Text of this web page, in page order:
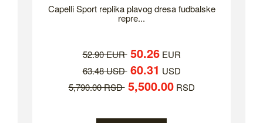
Capelli Sport replika plavog dresa fudbalske
repre...
52.90 EUR 50.26EUR
63.48 USD 60.31 USD
5,790.00 RSD 5,500.00RSD